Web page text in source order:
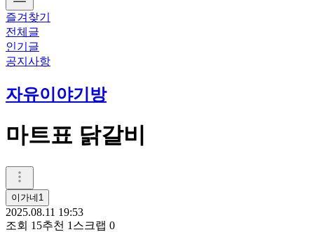
즐겨찾기
전체글
인기글
공지사항
자유이야기방
마트표 닭갈비
이가네1
2025.08.11 19:53
조회 15추천 1 스크랩 0